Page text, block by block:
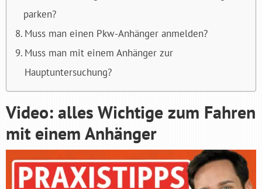
parken?
Muss man einen Pkw-Anhänger anmelden?
Muss man mit einem Anhänger zur
Hauptuntersuchung?
Video: alles Wichtige zum Fahren
mit einem Anhänger